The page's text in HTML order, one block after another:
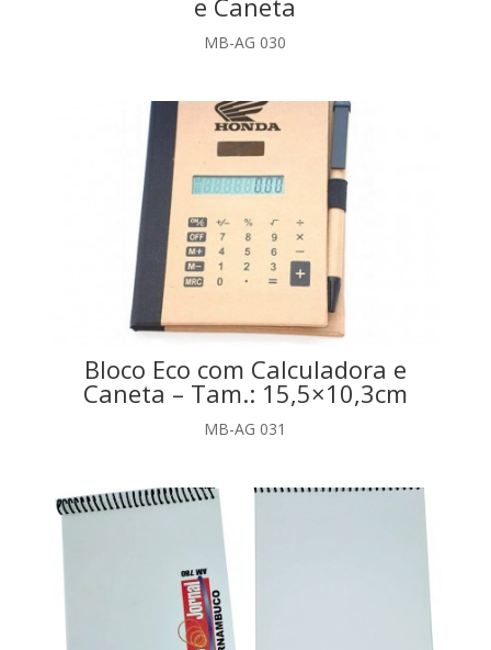
e Caneta
MB-AG 030
Bloco Eco com Calculadora e
Caneta – Tam.: 15,5×10,3cm
MB-AG 031